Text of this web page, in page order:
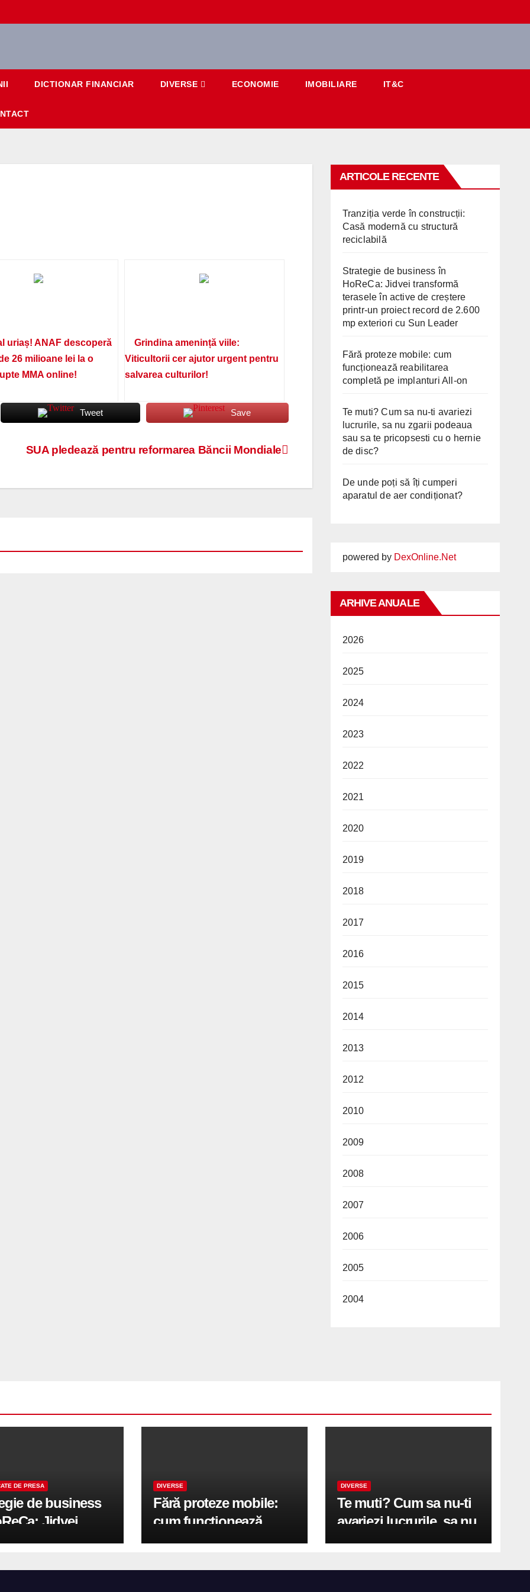
DICTIONAR FINANCIAR DIVERSE ECONOMIE IMOBILIARE IT&C
uriaș! ANAF descoperă
26 milioane lei la o
MMA online!
Grindina amenință viile:
Viticultorii cer ajutor urgent pentru
salvarea culturilor!
Tweet Save
SUA pledează pentru reformarea Băncii Mondiale
ARTICOLE RECENTE
Tranziția verde în construcții:
Casă modernă cu structură
reciclabilă
Strategie de business în
HoReCa: Jidvei transformă
terasele în active de creștere
printr-un proiect record de 2.600
mp exteriori cu Sun Leader
Fără proteze mobile: cum
funcționează reabilitarea
completă pe implanturi All-on
Te muti? Cum sa nu-ti avariezi
lucrurile, sa nu zgarii podeaua
sau sa te pricopsesti cu o hernie
de disc?
De unde poți să îți cumperi
aparatul de aer condiționat?
powered by DexOnline.Net
ARHIVE ANUALE
2026
2025
2024
2023
2022
2021
2020
2019
2018
2017
2016
2015
2014
2013
2012
2010
2009
2008
2007
2006
2005
2004
DE PRESA
de business
Jidvei
terasele în
DIVERSE
Fără proteze mobile:
cum funcționează
reabilitarea completă
DIVERSE
Te muti? Cum sa nu-ti
avariezi lucrurile, sa nu
zgarii podeaua sau sa